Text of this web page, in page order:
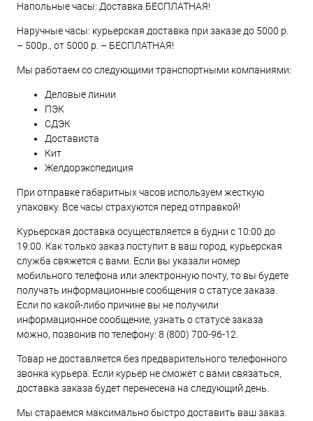
Напольные часы: Доставка БЕСПЛАТНАЯ!
Наручные часы: курьерская доставка при заказе до 5000 р.
– 500р., от 5000 р. – БЕСПЛАТНАЯ!
Мы работаем со следующими транспортными компаниями:
Деловые линии
ПЭК
СДЭК
Достависта
Кит
Желдорэкспедиция
При отправке габаритных часов используем жесткую
упаковку. Все часы страхуются перед отправкой!
Курьерская доставка осуществляется в будни с 10:00 до
19:00. Как только заказ поступит в ваш город, курьерская
служба свяжется с вами. Если вы указали номер
мобильного телефона или электронную почту, то вы будете
получать информационные сообщения о статусе заказа.
Если по какой-либо причине вы не получили
информационное сообщение, узнать о статусе заказа
можно, позвонив по телефону: 8 (800) 700-96-12.
Товар не доставляется без предварительного телефонного
звонка курьера. Если курьер не сможет с вами связаться,
доставка заказа будет перенесена на следующий день.
Мы стараемся максимально быстро доставить ваш заказ.